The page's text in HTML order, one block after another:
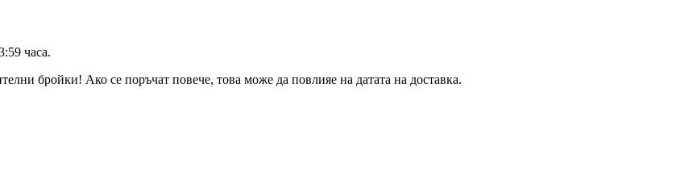
часа.
бройки! Ако се поръчат повече, това може да повлияе на датата на доставка.